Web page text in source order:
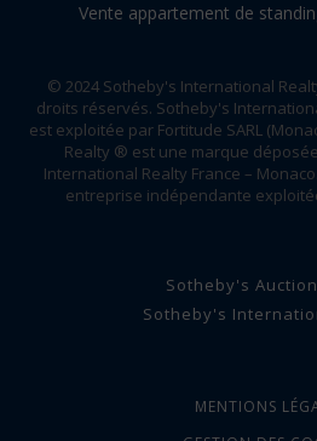
Vente appartement de
© 2024 Sotheby's International
droits réservés. Sotheby's
est exploitée par Fortitude SARL
Realty ® est une marque
International Realty France –
entreprise indépendante
Sotheby's
Sotheby's
MENTIONS